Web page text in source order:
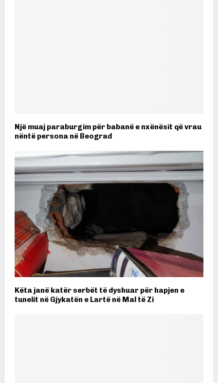
Një muaj paraburgim për babanë e nxënësit që vrau
nëntë persona në Beograd
Këta janë katër serbët të dyshuar për hapjen e
tunelit në Gjykatën e Lartë në Mal të Zi